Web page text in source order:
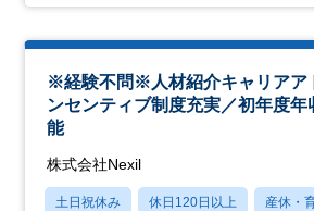
※経験不問※人材紹介キャリアア
ンセンティブ制度充実／初年度年
能
株式会社Nexil
土日祝休み 休日120日以上 産休・